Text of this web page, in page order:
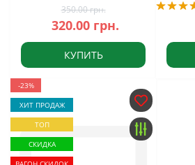
350.00 грн.
320.00 грн.
КУПИТЬ
-23%
ХИТ ПРОДАЖ
ТОП
СКИДКА